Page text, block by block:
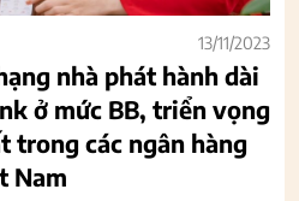
13/11/2023
nhà phát hành dài
ở mức BB, triển vọng
trong các ngân hàng
Nam